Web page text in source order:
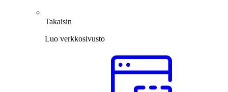
Takaisin
Luo verkkosivusto